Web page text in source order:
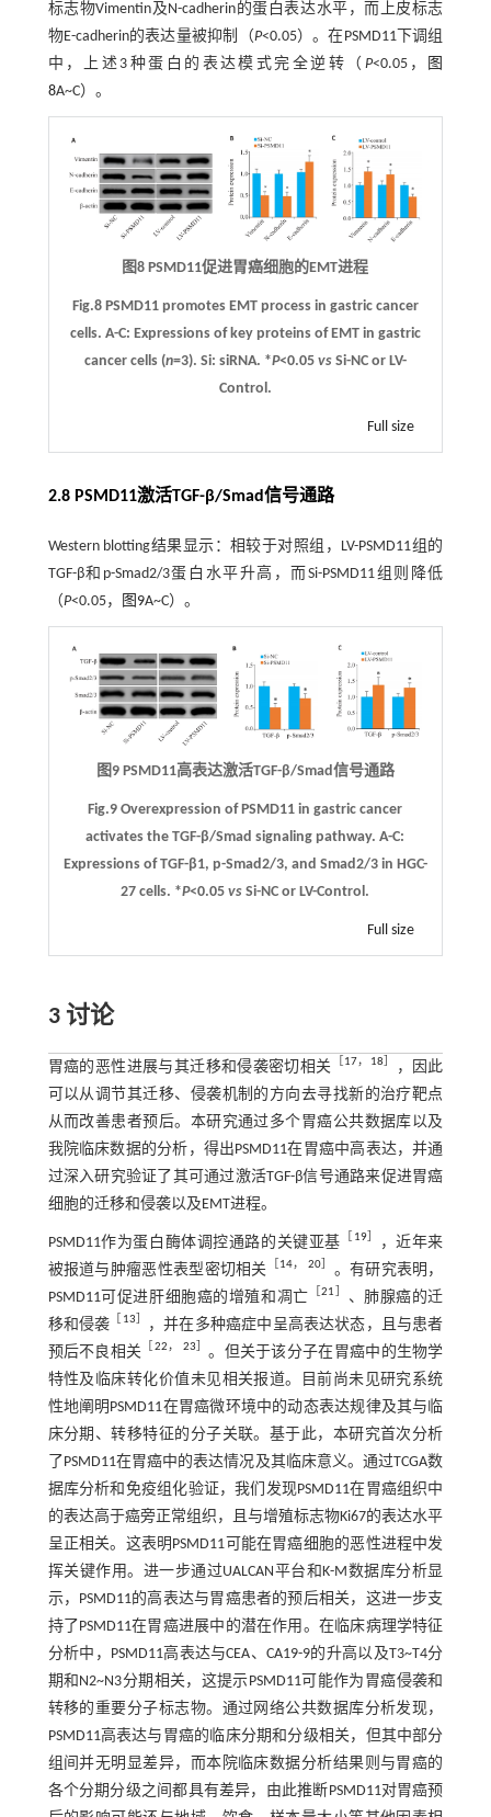
标志物Vimentin及N-cadherin的蛋白表达水平，而上皮标志
物E-cadherin的表达量被抑制（P<0.05）。在PSMD11下调组
中，上述3种蛋白的表达模式完全逆转（ P<0.05，
图
8A~C）。
图8 PSMD11促进胃癌细胞的EMT进程
Fig.8 PSMD11 promotes EMT process in gastric cancer
cells. A-C: Expressions of key proteins of EMT in gastric
cancer cells (n=3). Si: siRNA. *P<0.05 vsSi-NC or LV-
Control.
Full size
2.8 PSMD11激活TGF-β/Smad信号通路
Western blotting结果显示：相较于对照组，LV-PSMD11组的
TGF-β和p-Smad2/3蛋白水平升高，而Si-PSMD11组则降低
（P<0.05， 图9A~C）。
图9 PSMD11高表达激活TGF-β/Smad信号通路
Fig.9 Overexpression of PSMD11 in gastric cancer
activates the TGF-β/Smad signaling pathway.A-C:
Expressions of TGF-β1, p-Smad2/3, and Smad2/3 in HGC-
27 cells. *P<0.05vs Si-NC or LV-Control.
Full size
3 讨论
胃癌的恶性进展与其迁移和侵袭密切相关 ［17， 18］
，因此
可以从调节其迁移、侵袭机制的方向去寻找新的治疗靶点
从而改善患者预后。本研究通过多个胃癌公共数据库以及
我院临床数据的分析，得出PSMD11在胃癌中高表达，并通
过深入研究验证了其可通过激活TGF-β信号通路来促进胃癌
细胞的迁移和侵袭以及EMT进程。
PSMD11作为蛋白酶体调控通路的关键亚基 ［ 19］
，近年来
被报道与肿瘤恶性表型密切相关
［14，20］ 。有研究表明，
PSMD11可促进肝细胞癌的增殖和凋亡 ［21］
、肺腺癌的迁
移和侵袭 ［ 13］
，并在多种癌症中呈高表达状态，且与患者
预后不良相关
［22， 23］ 。但关于该分子在胃癌中的生物学
特性及临床转化价值未见相关报道。目前尚未见研究系统
性地阐明PSMD11在胃癌微环境中的动态表达规律及其与临
床分期、转移特征的分子关联。基于此，本研究首次分析
了PSMD11在胃癌中的表达情况及其临床意义。通过TCGA数
据库分析和免疫组化验证，我们发现PSMD11在胃癌组织中
的表达高于癌旁正常组织，且与增殖标志物Ki67的表达水平
呈正相关。这表明PSMD11可能在胃癌细胞的恶性进程中发
挥关键作用。进一步通过UALCAN平台和K-M数据库分析显
示，PSMD11的高表达与胃癌患者的预后相关，这进一步支
持了PSMD11在胃癌进展中的潜在作用。在临床病理学特征
分析中，PSMD11高表达与CEA、CA19-9的升高以及T3~T4分
期和N2~N3分期相关，这提示PSMD11可能作为胃癌侵袭和
转移的重要分子标志物。通过网络公共数据库分析发现，
PSMD11高表达与胃癌的临床分期和分级相关，但其中部分
组间并无明显差异，而本院临床数据分析结果则与胃癌的
各个分期分级之间都具有差异，由此推断PSMD11对胃癌预